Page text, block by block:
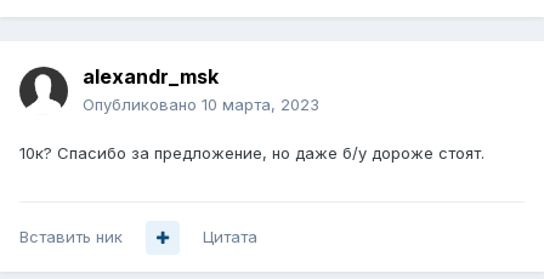
alexandr_msk
Опубликовано 10 марта, 2023
10к? Спасибо за предложение, но даже б/у дороже стоят.
Вставить ник Цитата